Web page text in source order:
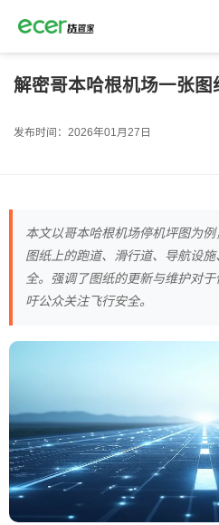
解密哥本哈根机场一张
发布时间：2026年01月27日
本文以哥本哈根机场停机坪图为
图纸上的跑道、滑行道、导航设
全。强调了图纸的更新与维护对
吁公众关注飞行安全。